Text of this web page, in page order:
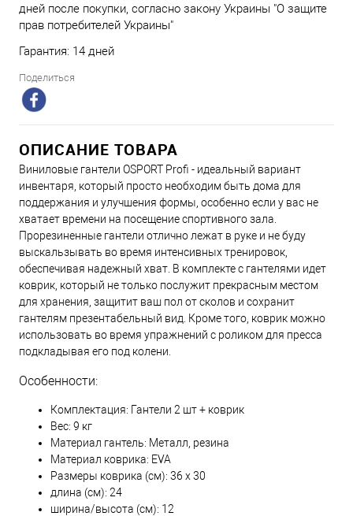
дней после покупки, согласно закону Украины "О защите
прав потребителей Украины"
Гарантия: 14 дней
Поделиться
ОПИСАНИЕ ТОВАРА
Виниловые гантели OSPORT Profi - идеальный вариант
инвентаря, который просто необходим быть дома для
поддержания и улучшения формы, особенно если у вас не
хватает времени на посещение спортивного зала.
Прорезиненные гантели отлично лежат в руке и не буду
выскальзывать во время интенсивных тренировок,
обеспечивая надежный хват. В комплекте с гантелями идет
коврик, который не только послужит прекрасным местом
для хранения, защитит ваш пол от сколов и сохранит
гантелям презентабельный вид. Кроме того, коврик можно
использовать во время упражнений с роликом для пресса
подкладывая его под колени.
Особенности:
Комплектация: Гантели 2 шт + коврик
Вес: 9 кг
Материал гантель: Металл, резина
Материал коврика: EVA
Размеры коврика (см): 36 х 30
длина (см): 24
ширина/высота (см): 12